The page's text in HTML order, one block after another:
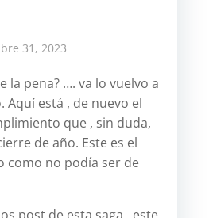
31, 2023
la pena? …. va lo vuelvo a
Aquí está , de nuevo el
que , sin duda,
de año. Este es el
como no podía ser de